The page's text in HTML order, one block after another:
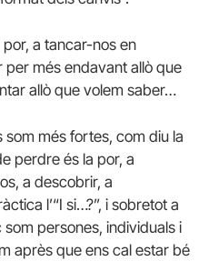
a tancar-nos en
per més endavant allò que
allò que volem saber…
som més fortes, com diu la
perdre és la por, a
a descobrir, a
l’“I si…?”, i sobretot a
persones, individuals i
après que ens cal estar bé